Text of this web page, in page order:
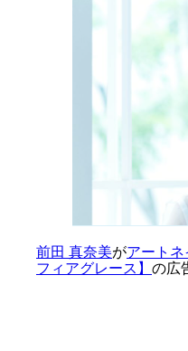
前田 真奈美がアート
フィアグレース】 の広